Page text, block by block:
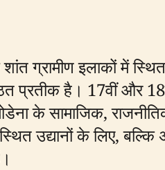
ग्रामीण इलाकों में
प्रतीक है। 17वीं और
के सामाजिक,
उद्यानों के लिए, बल्कि